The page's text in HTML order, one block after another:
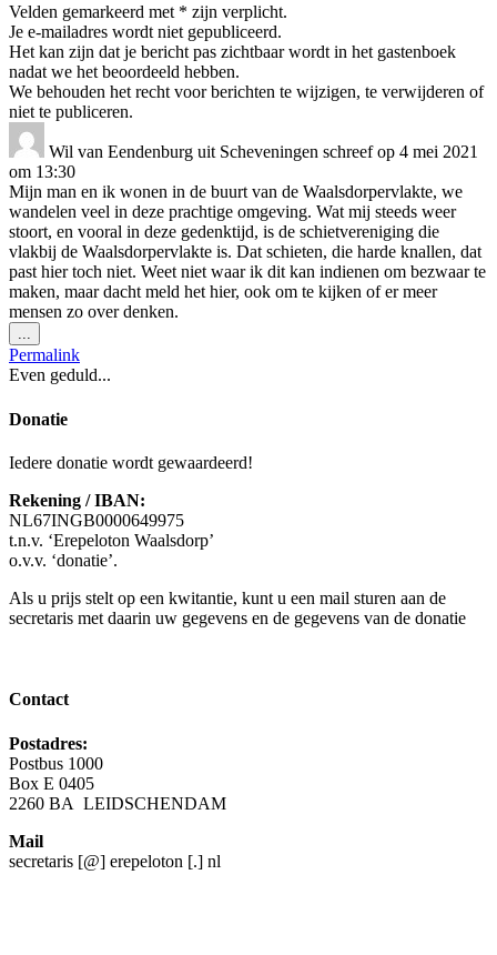
Velden gemarkeerd met * zijn verplicht.
Je e-mailadres wordt niet gepubliceerd.
Het kan zijn dat je bericht pas zichtbaar wordt in het gastenboek
nadat we het beoordeeld hebben.
We behouden het recht voor berichten te wijzigen, te verwijderen of
niet te publiceren.
Wil van Eendenburg uit Scheveningen schreef op 4 mei 2021
om 13:30
Mijn man en ik wonen in de buurt van de Waalsdorpervlakte, we
wandelen veel in deze prachtige omgeving. Wat mij steeds weer
stoort, en vooral in deze gedenktijd, is de schietvereniging die
vlakbij de Waalsdorpervlakte is. Dat schieten, die harde knallen, dat
past hier toch niet. Weet niet waar ik dit kan indienen om bezwaar te
maken, maar dacht meld het hier, ook om te kijken of er meer
mensen zo over denken.
...
deze
metabox.
Permalink
Even geduld...
Donatie
Iedere donatie wordt gewaardeerd!
Rekening / IBAN:
NL67INGB0000649975
t.n.v. ‘Erepeloton Waalsdorp’
o.v.v. ‘donatie’.
Als u prijs stelt op een kwitantie, kunt u een mail sturen aan de
secretaris met daarin uw gegevens en de gegevens van de donatie
Contact
Postadres:
Postbus 1000
Box E 0405
2260 BA LEIDSCHENDAM
Mail
secretaris [@] erepeloton [.] nl